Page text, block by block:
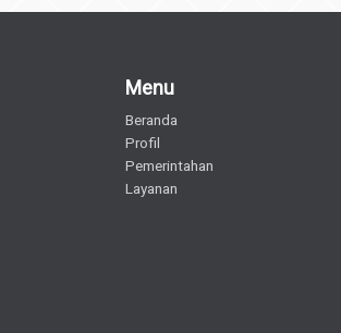
Menu
Beranda
Profil
Pemerintahan
Layanan